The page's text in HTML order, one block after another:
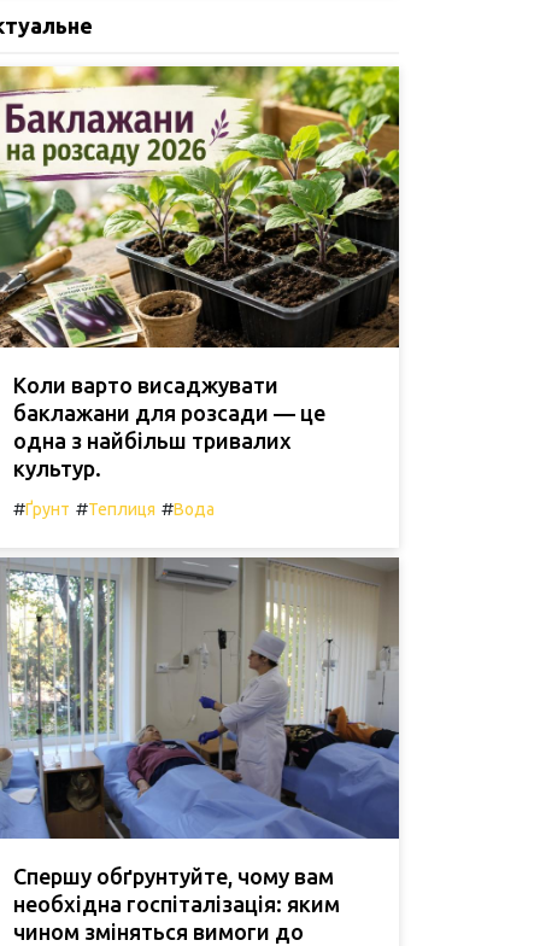
Коли варто висаджувати
баклажани для розсади — це
одна з найбільш тривалих
культур.
#Ґрунт #Теплиця #Вода
Спершу обґрунтуйте, чому вам
необхідна госпіталізація: яким
чином зміняться вимоги до